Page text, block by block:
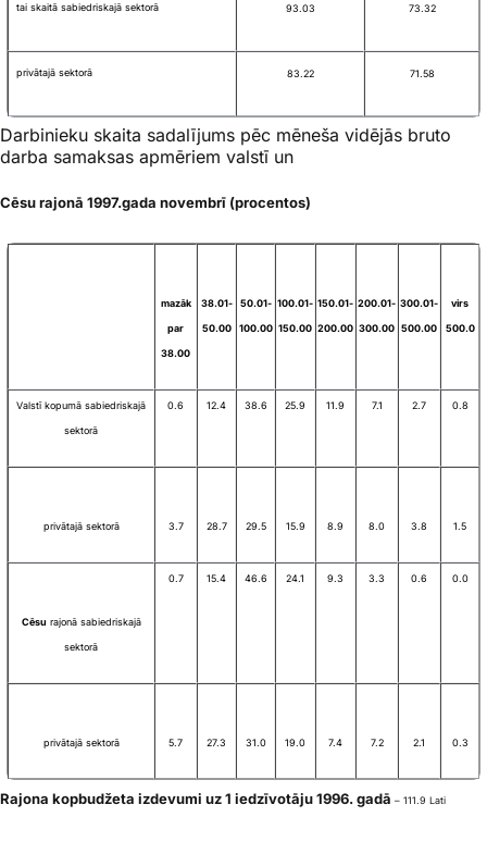
tai skaitā sabiedriskajā sektorā 93.03 73.32
privātajā sektorā 83.22 71.58
Darbinieku skaita sadalījums pēc mēneša vidējās bruto
darba samaksas apmēriem valstī un
Cēsu rajonā 1997.gada novembrī (procentos)
mazāk
par
38.00
38.01-
50.00
50.01-
100.00
100.01-
150.00
150.01-
200.00
200.01-
300.00
300.01-
500.00
virs
500.0
Valstī kopumā sabiedriskajā
sektorā
0.6 12.4 38.6 25.9 11.9 7.1 2.7 0.8
privātajā sektorā 3.7 28.7 29.5 15.9 8.9 8.0 3.8 1.5
Cēsu rajonā sabiedriskajā
sektorā
0.7 15.4 46.6 24.1 9.3 3.3 0.6 0.0
privātajā sektorā 5.7 27.3 31.0 19.0 7.4 7.2 2.1 0.3
Rajona kopbudžeta izdevumi uz 1 iedzīvotāju 1996. gadā – 111.9 Lati